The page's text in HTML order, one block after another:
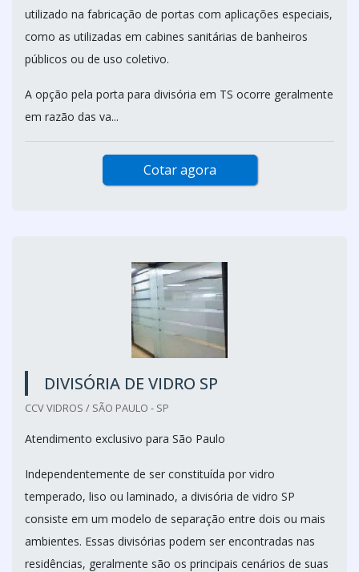
utilizado na fabricação de portas com aplicações especiais,
como as utilizadas em cabines sanitárias de banheiros
públicos ou de uso coletivo.
A opção pela porta para divisória em TS ocorre geralmente
em razão das va...
Cotar agora
DIVISÓRIA DE VIDRO SP
CCV VIDROS / SÃO PAULO - SP
Atendimento exclusivo para São Paulo
Independentemente de ser constituída por vidro
temperado, liso ou laminado, a divisória de vidro SP
consiste em um modelo de separação entre dois ou mais
ambientes. Essas divisórias podem ser encontradas nas
residências, geralmente são os principais cenários de suas